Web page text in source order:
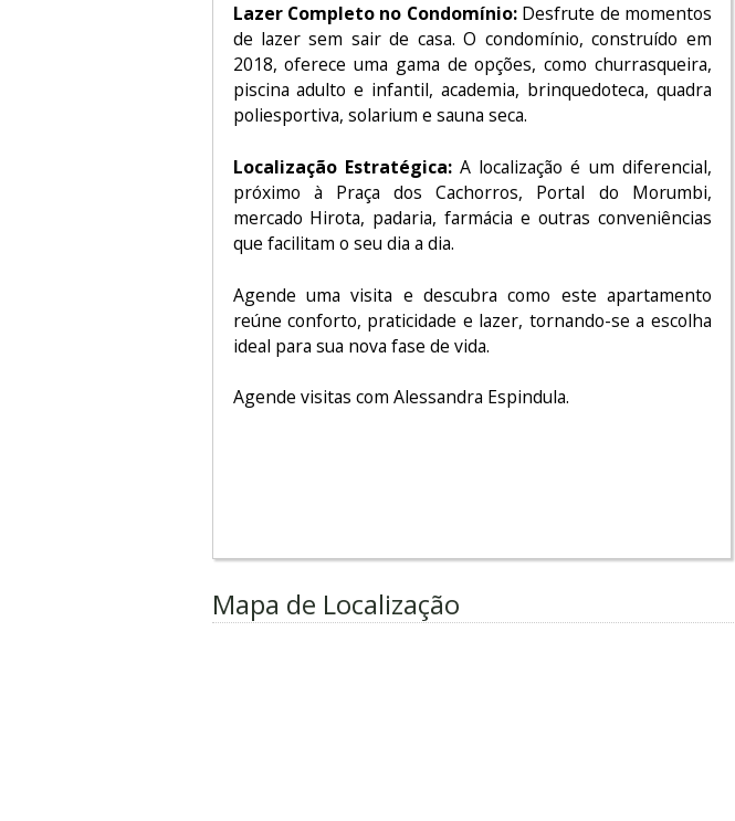
Lazer Completo no Condomínio:Desfrute de momentos
de lazer sem sair de casa. O condomínio, construído em
2018, oferece uma gama de opções, como churrasqueira,
piscina adulto e infantil, academia, brinquedoteca, quadra
poliesportiva, solarium e sauna seca.
Localização Estratégica:A localização é um diferencial,
próximo à Praça dos Cachorros, Portal do Morumbi,
mercado Hirota, padaria, farmácia e outras conveniências
que facilitam o seu dia a dia.
Agende uma visita e descubra como este apartamento
reúne conforto, praticidade e lazer, tornando-se a escolha
ideal para sua nova fase de vida.
Agende visitas com Alessandra Espindula.
Mapa de Localização